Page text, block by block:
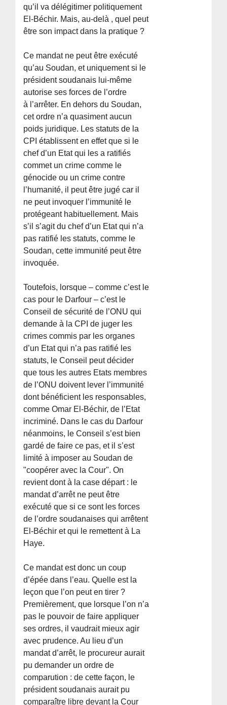
qu’il va délégitimer politiquement
El-Béchir. Mais, au-delà , quel peut
être son impact dans la pratique ?
Ce mandat ne peut être exécuté
qu’au Soudan, et uniquement si le
président soudanais lui-même
autorise ses forces de l’ordre
à l’arrêter. En dehors du Soudan,
cet ordre n’a quasiment aucun
poids juridique. Les statuts de la
CPI établissent en effet que si le
chef d’un Etat qui les a ratifiés
commet un crime comme le
génocide ou un crime contre
l’humanité, il peut être jugé car il
ne peut invoquer l’immunité le
protégeant habituellement. Mais
s’il s’agit du chef d’un Etat qui n’a
pas ratifié les statuts, comme le
Soudan, cette immunité peut être
invoquée.
Toutefois, lorsque – comme c’est le
cas pour le Darfour – c’est le
Conseil de sécurité de l’ONU qui
demande à la CPI de juger les
crimes commis par les organes
d’un Etat qui n’a pas ratifié les
statuts, le Conseil peut décider
que tous les autres Etats membres
de l’ONU doivent lever l’immunité
dont bénéficient les responsables,
comme Omar El-Béchir, de l’Etat
incriminé. Dans le cas du Darfour
néanmoins, le Conseil s’est bien
gardé de faire ce pas, et il s’est
limité à imposer au Soudan de
"coopérer avec la Cour". On
revient dont à la case départ : le
mandat d’arrêt ne peut être
exécuté que si ce sont les forces
de l’ordre soudanaises qui arrêtent
El-Béchir et qui le remettent à La
Haye.
Ce mandat est donc un coup
d’épée dans l’eau. Quelle est la
leçon que l’on peut en tirer ?
Premièrement, que lorsque l’on n’a
pas le pouvoir de faire appliquer
ses ordres, il vaudrait mieux agir
avec prudence. Au lieu d’un
mandat d’arrêt, le procureur aurait
pu demander un ordre de
comparution : de cette façon, le
président soudanais aurait pu
comparaître libre devant la Cour